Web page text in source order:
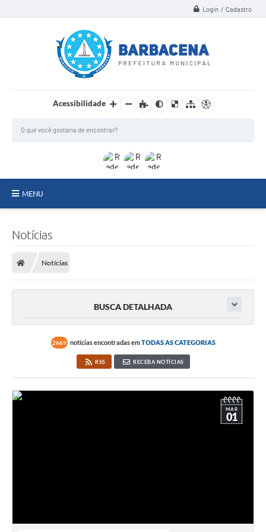
Login / Cadastro
Acessibilidade
MENU
Meio Ambiente
EDOB
Transparência
E-SUS
Notícias
Notícias
BUSCA DETALHADA
2669 notícias encontradas emTODAS AS CATEGORIAS
RSS RECEBA NOTÍCIAS
MAR
01